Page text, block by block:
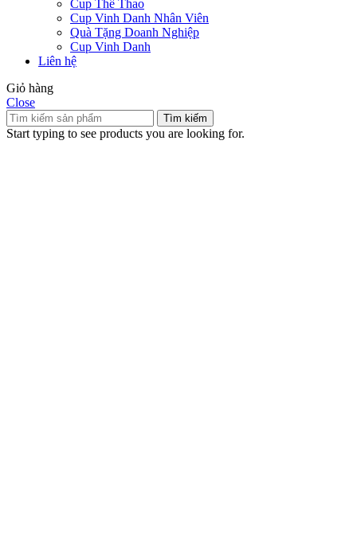
Cup Thể Thao
Cup Vinh Danh Nhân Viên
Quà Tặng Doanh Nghiệp
Cup Vinh Danh
Liên hệ
Giỏ hàng
Close
Tìm kiếm
Start typing to see products you are looking for.